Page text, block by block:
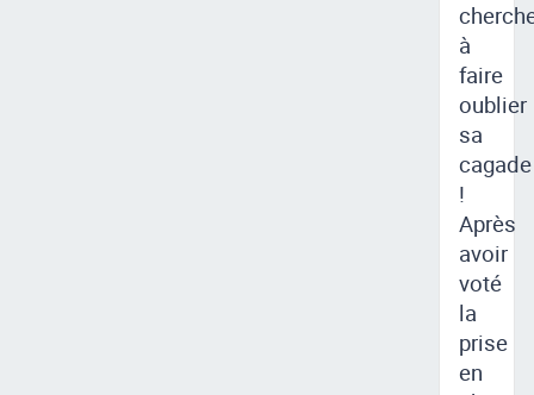
à
faire
oublier
sa
cagade
!
Après
avoir
voté
la
prise
en